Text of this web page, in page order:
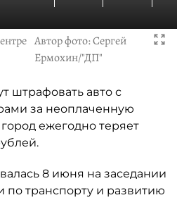
Автор фото:Сергей
Ермохин/"ДП"
штрафовать авто с
за неоплаченную
ежегодно теряет
8 июня на заседании
по транспорту и развитию